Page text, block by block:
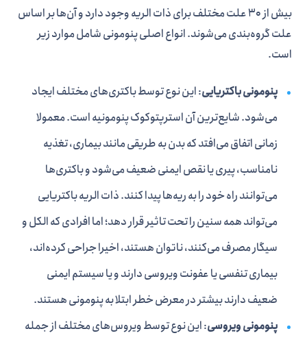
بیش از 30 علت مختلف برای ذات الریه وجود دارد و آن‌ها بر اساس
علت گروه‌بندی می‌شوند. انواع اصلی پنومونی شامل موارد زیر
است.
پنومونی باکتریایی: این نوع توسط باکتری‌های مختلف ایجاد
می‌شود. شایع‌ترین آن استرپتوکوک پنومونیه است. معمولا
زمانی اتفاق می‌افتد که بدن به طریقی مانند بیماری، تغذیه
نامناسب، پیری یا نقص ایمنی ضعیف می‌شود و باکتری‌ها
می‌توانند راه خود را به ریه‌ها پیدا کنند. ذات الریه باکتریایی
می‌تواند همه سنین را تحت تاثیر قرار دهد؛ اما افرادی که الکل و
سیگار مصرف می‌کنند، ناتوان هستند، اخیرا جراحی کرده‌اند،
بیماری تنفسی یا عفونت ویروسی دارند و یا سیستم ایمنی
ضعیف دارند بیشتر در معرض خطر ابتلا به پنومونی هستند.
پنومونی ویروسی: این نوع توسط ویروس‌های مختلف از جمله